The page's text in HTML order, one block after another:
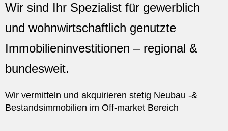
Wir sind Ihr Spezialist für gewerblich
und wohnwirtschaftlich genutzte
Immobilieninvestitionen – regional &
bundesweit.
Wir vermitteln und akquirieren stetig Neubau -&
Bestandsimmobilien im Off-market Bereich